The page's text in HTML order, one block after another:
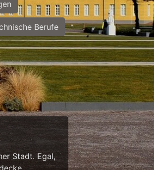
Berufe
Stadt. Egal,